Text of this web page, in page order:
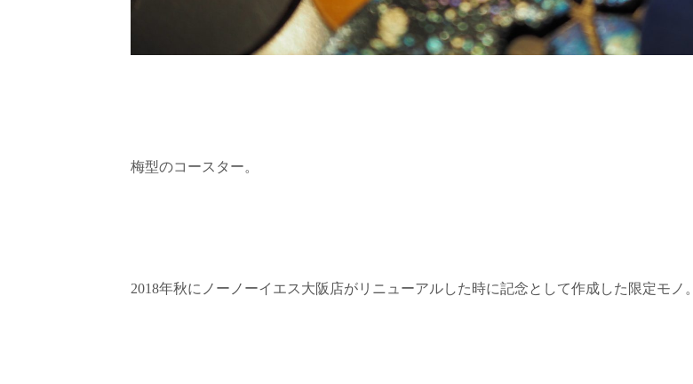
梅型のコースター。
2018年秋にノーノーイエス大阪店がリニューアルした時に記念として作成した限定モノ。